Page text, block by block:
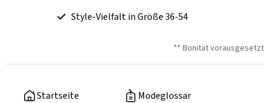
Style-Vielfalt in Größe 36-54
** Bonität vorausgesetzt
Startseite
Modeglossar